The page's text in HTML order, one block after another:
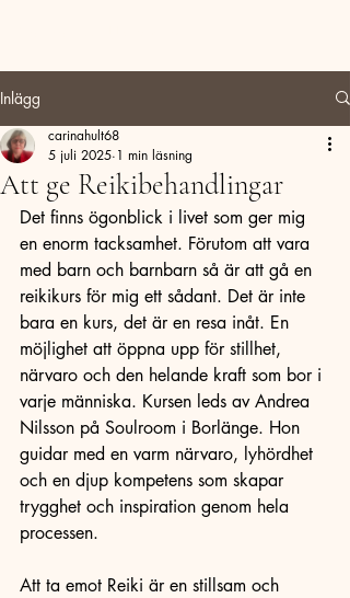
Inlägg
Att ge Reikibehandlingar
carinahult68
5 juli 2025 1 min läsning
Det finns ögonblick i livet som ger mig
en enorm tacksamhet. Förutom att vara
med barn och barnbarn så är att gå en
reikikurs för mig ett sådant. Det är inte
bara en kurs, det är en resa inåt. En
möjlighet att öppna upp för stillhet,
närvaro och den helande kraft som bor i
varje människa. Kursen leds av Andrea
Nilsson på Soulroom i Borlänge. Hon
guidar med en varm närvaro, lyhördhet
och en djup kompetens som skapar
trygghet och inspiration genom hela
processen.
Att ta emot Reiki är en stillsam och